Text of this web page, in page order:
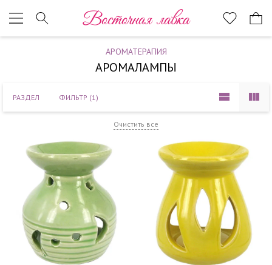
Восточная лавка
АРОМАТЕРАПИЯ
АРОМАЛАМПЫ
РАЗДЕЛ ФИЛЬТР (1)
Очистить все